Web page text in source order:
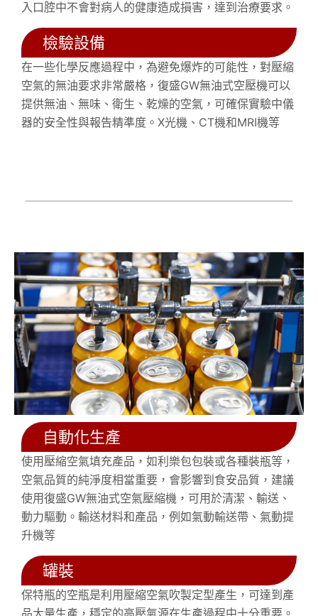
入口腔中不會對病人的健康造成損害，達到治療要求。
檢驗設備
在一些化學反應過程中，為避免爆炸的可能性，對壓縮
空氣的無油要求非常嚴格，復盛GW無油式空壓機可以
提供無油、無味、衛生、乾燥的空氣，可確保實驗中儀
器的安全性與報告精準度。X光機、CT機和MRI機等
自動化生產
使用壓縮空氣填充產品，如利樂包包裝或各種裝瓶等，
空氣品質的純淨度相當重要，會影響到食安品質，建議
使用復盛GW無油式空氣壓縮機，可用於清潔、輸送、
動力驅動。輸送材料和產品，例如氣動輸送帶、氣動提
升機等
罐裝
保特瓶的空瓶是利用壓縮空氣吹製定型產生，可達到產